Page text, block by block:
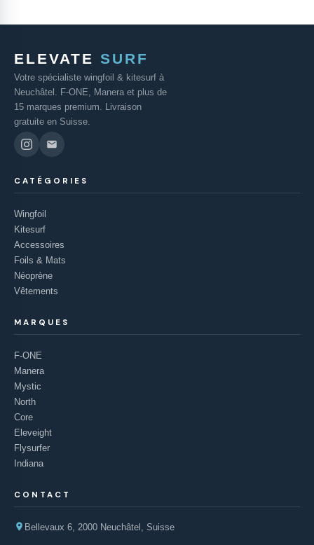
ELEVATE SURF
Votre spécialiste wingfoil & kitesurf à
Neuchâtel. F-ONE, Manera et plus de
15 marques premium. Livraison
gratuite en Suisse.
CATÉGORIES
Wingfoil
Kitesurf
Accessoires
Foils & Mats
Néoprène
Vêtements
MARQUES
F-ONE
Manera
Mystic
North
Core
Eleveight
Flysurfer
Indiana
CONTACT
Bellevaux 6, 2000 Neuchâtel, Suisse